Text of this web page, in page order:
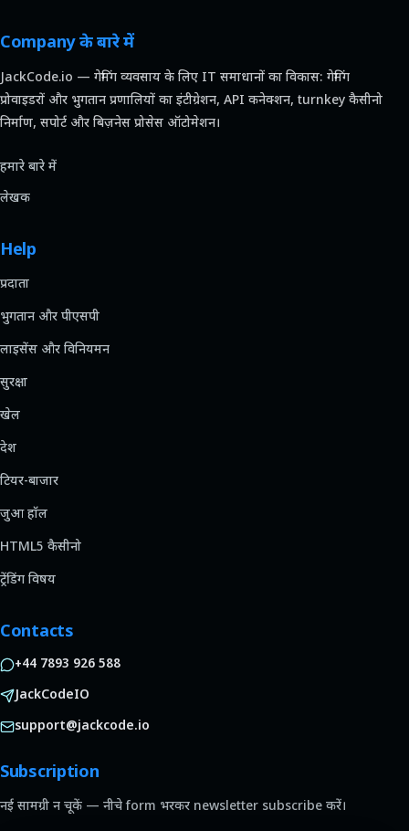
Company के बारे में
JackCode.io — गेमिंग व्यवसाय के लिए IT समाधानों का विकास: गेमिंग
प्रोवाइडरों और भुगतान प्रणालियों का इंटीग्रेशन, API कनेक्शन, turnkey कैसीनो
निर्माण, सपोर्ट और बिज़नेस प्रोसेस ऑटोमेशन।
हमारे बारे में
लेखक
Help
प्रदाता
भुगतान और पीएसपी
लाइसेंस और विनियमन
सुरक्षा
खेल
देश
टियर-बाजार
जुआ हॉल
HTML5 कैसीनो
ट्रेंडिंग विषय
Contacts
+44 7893 926 588
JackCodeIO
support@jackcode.io
Subscription
नई सामग्री न चूकें — नीचे form भरकर newsletter subscribe करें।